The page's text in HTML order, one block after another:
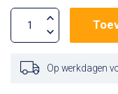
Op werkdagen